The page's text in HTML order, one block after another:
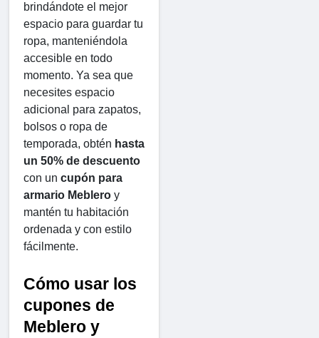
brindándote el mejor
espacio para guardar tu
ropa, manteniéndola
accesible en todo
momento. Ya sea que
necesites espacio
adicional para zapatos,
bolsos o ropa de
temporada, obtén hasta
un 50% de descuento
con un cupón para
armario Meblero y
mantén tu habitación
ordenada y con estilo
fácilmente.
Cómo usar los
cupones de
Meblero y